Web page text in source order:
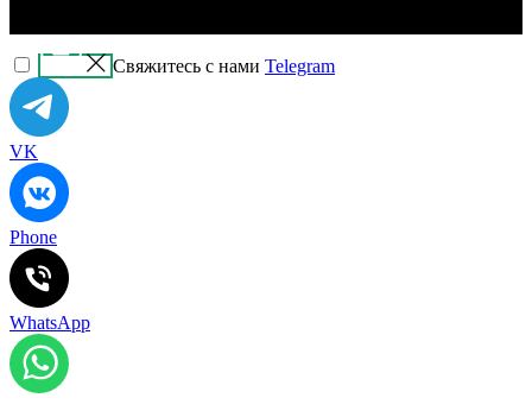
Свяжитесь с нами Telegram
VK
Phone
WhatsApp